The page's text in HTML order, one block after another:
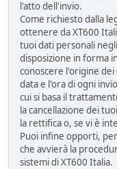
l'atto dell'invio.
Come richiesto dalla
ottenere da XT600
tuoi dati personali
disposizione in forma
conoscere l'origine dei
data e l'ora di ogni
cui si basa il
la cancellazione dei
la rettifica o, se vi è
Puoi infine opporti,
che avvierà la
sistemi di XT600 Italia.